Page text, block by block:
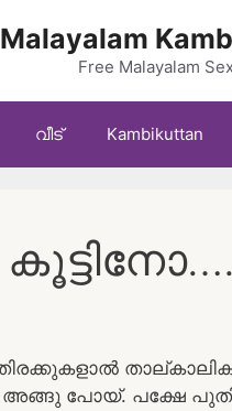
Malayalam
Free Malayalam
വീട് Kambikuttan
അങ്ങു പോയ്. പക്ഷേ